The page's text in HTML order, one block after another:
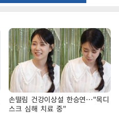
손떨림 건강이상설 한승연…"목디
스크 심해 치료 중"